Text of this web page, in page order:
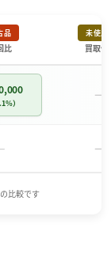
品
比
未使用
買取価
） －
－
比較です